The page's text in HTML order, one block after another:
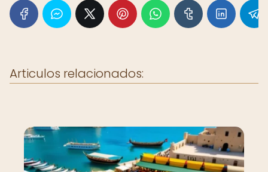
Articulos relacionados: